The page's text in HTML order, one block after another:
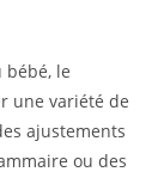
bébé, le
une variété de
ajustements
ou des